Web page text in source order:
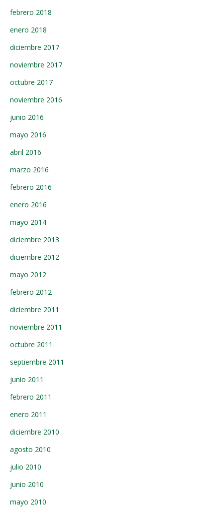
febrero 2018
enero 2018
diciembre 2017
noviembre 2017
octubre 2017
noviembre 2016
junio 2016
mayo 2016
abril 2016
marzo 2016
febrero 2016
enero 2016
mayo 2014
diciembre 2013
diciembre 2012
mayo 2012
febrero 2012
diciembre 2011
noviembre 2011
octubre 2011
septiembre 2011
junio 2011
febrero 2011
enero 2011
diciembre 2010
agosto 2010
julio 2010
junio 2010
mayo 2010